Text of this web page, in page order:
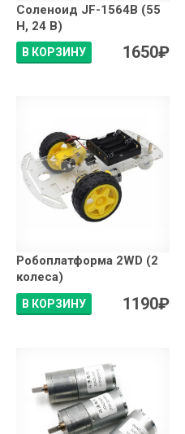
Соленоид JF-1564B (55
Н, 24 В)
В КОРЗИНУ 1650₽
Робоплатформа 2WD (2
колеса)
В КОРЗИНУ 1190₽